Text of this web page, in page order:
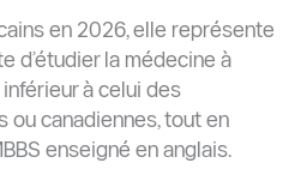
en 2026, elle représente
d’étudier la médecine à
inférieur à celui des
ou canadiennes, tout en
enseigné en anglais.